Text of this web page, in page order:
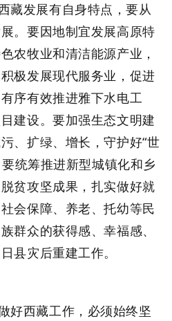
发展有自身特点，要从
。要因地制宜发展高原特
农牧业和清洁能源产业，
极发展现代服务业，促进
序有效推进雅下水电工
建设。要加强生态文明建
、扩绿、增长，守护好“世
统筹推进新型城镇化和乡
贫攻坚成果，扎实做好就
会保障、养老、托幼等民
群众的获得感、幸福感、
县灾后重建工作。
西藏工作，必须始终坚